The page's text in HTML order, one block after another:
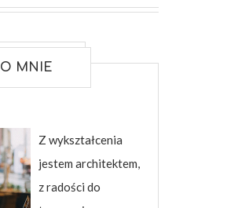
O MNIE
Z wykształcenia
jestem architektem,
z radości do